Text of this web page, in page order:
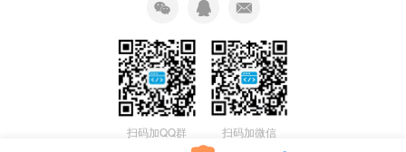
扫码加QQ群 扫码加微信